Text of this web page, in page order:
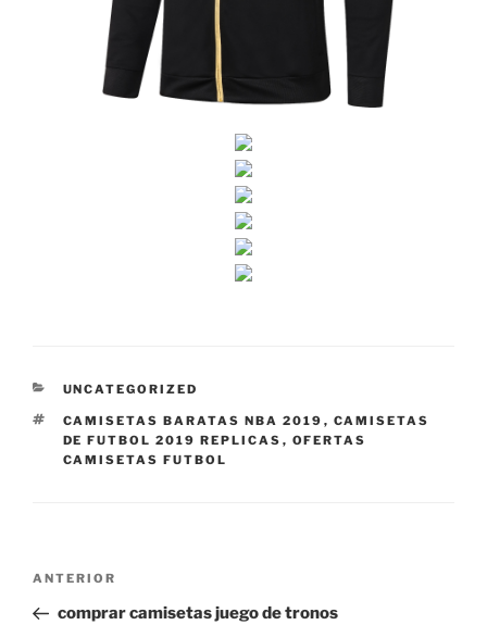
CATEGORÍAS
UNCATEGORIZED
ETIQUETAS
CAMISETAS BARATAS NBA 2019 , CAMISETAS
DE FUTBOL 2019 REPLICAS , OFERTAS
CAMISETAS FUTBOL
Navegación
Entrada
anterior:
ANTERIOR
comprar camisetas juego de tronos